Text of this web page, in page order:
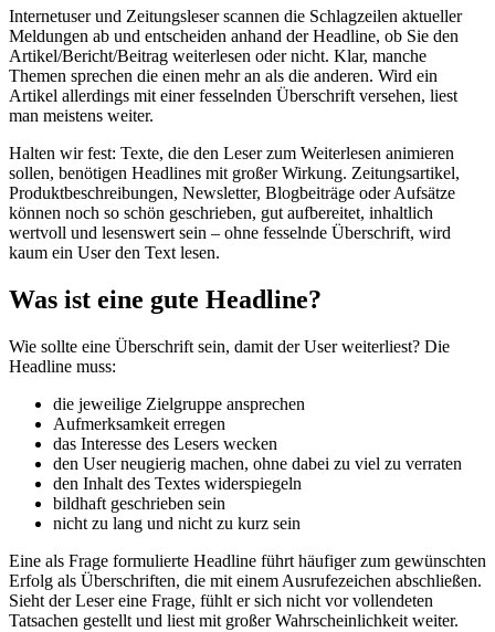
Internetuser und Zeitungsleser scannen die Schlagzeilen aktueller
Meldungen ab und entscheiden anhand der Headline, ob Sie den
Artikel/Bericht/Beitrag weiterlesen oder nicht. Klar, manche
Themen sprechen die einen mehr an als die anderen. Wird ein
Artikel allerdings mit einer fesselnden Überschrift versehen, liest
man meistens weiter.
Halten wir fest: Texte, die den Leser zum Weiterlesen animieren
sollen, benötigen Headlines mit großer Wirkung. Zeitungsartikel,
Produktbeschreibungen, Newsletter, Blogbeiträge oder Aufsätze
können noch so schön geschrieben, gut aufbereitet, inhaltlich
wertvoll und lesenswert sein – ohne fesselnde Überschrift, wird
kaum ein User den Text lesen.
Was ist eine gute Headline?
Wie sollte eine Überschrift sein, damit der User weiterliest? Die
Headline muss:
die jeweilige Zielgruppe ansprechen
Aufmerksamkeit erregen
das Interesse des Lesers wecken
den User neugierig machen, ohne dabei zu viel zu verraten
den Inhalt des Textes widerspiegeln
bildhaft geschrieben sein
nicht zu lang und nicht zu kurz sein
Eine als Frage formulierte Headline führt häufiger zum gewünschten
Erfolg als Überschriften, die mit einem Ausrufezeichen abschließen.
Sieht der Leser eine Frage, fühlt er sich nicht vor vollendeten
Tatsachen gestellt und liest mit großer Wahrscheinlichkeit weiter.